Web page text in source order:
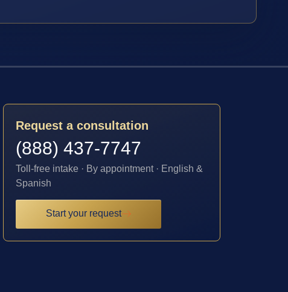
Request a consultation
(888) 437-7747
Toll-free intake · By appointment · English &
Spanish
Start your request